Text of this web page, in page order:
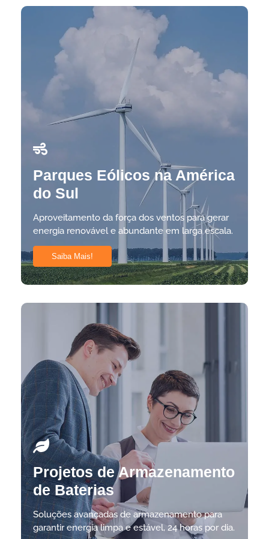
Parques Eólicos na América
do Sul
Aproveitamento da força dos ventos para gerar
energia renovável e abundante em larga escala.
Saiba Mais!
Projetos de Armazenamento
de Baterias
Soluções avançadas de armazenamento para
garantir energia limpa e estável, 24 horas por dia.